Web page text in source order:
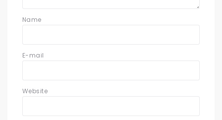
Name
E-mail
Website